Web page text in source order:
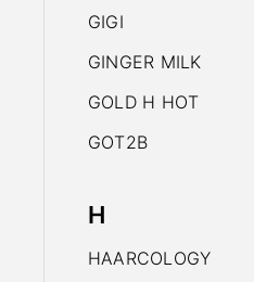
GIGI
GINGER MILK
GOLD H HOT
GOT2B
H
HAARCOLOGY